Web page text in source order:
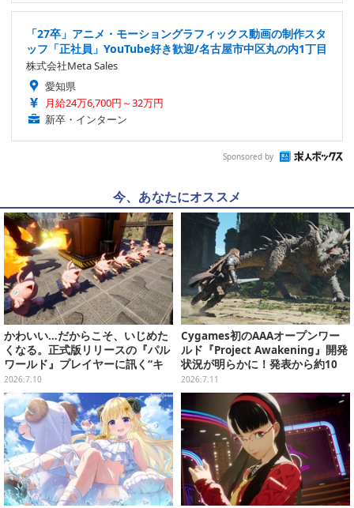
「27卒」アニメ・モーショングラフィックス動画の制作スタ
ッフ「正社員」YouTube好き歓迎/名古屋市中区丸の内1丁目
株式会社Meta Sales
愛知県
月給24万6,700円～32万円
新卒・インターン
Sponsored by
今、あなたにオススメ
かわいい…だからこそ、いじめた
くなる。正式版リリースの『パル
ワールド』プレイヤーに訊く“キ
ュートアグレッション×パル”の底
知れぬ魅力とは
2026.7.10
Cygames初のAAAオープンワー
ルド『Project Awakening』開発
状況が明らかに！発表から約10
年、“これから一気に加速してい
く段階”
2026.7.11